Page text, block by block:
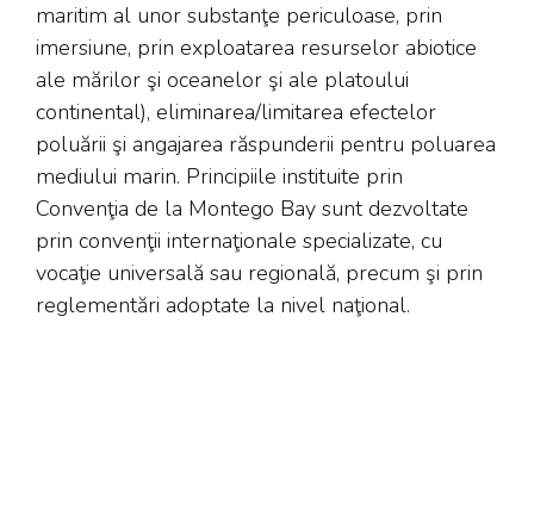
maritim al unor substanţe periculoase, prin
imersiune, prin exploatarea resurselor abiotice
ale mărilor şi oceanelor şi ale platoului
continental), eliminarea/limitarea efectelor
poluării şi angajarea răspunderii pentru poluarea
mediului marin. Principiile instituite prin
Convenţia de la Montego Bay sunt dezvoltate
prin convenţii internaţionale specializate, cu
vocaţie universală sau regională, precum şi prin
reglementări adoptate la nivel naţional.